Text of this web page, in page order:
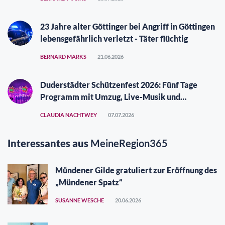
23 Jahre alter Göttinger bei Angriff in Göttingen
lebensgefährlich verletzt - Täter flüchtig
BERNARD MARKS 21.06.2026
Duderstädter Schützenfest 2026: Fünf Tage
Programm mit Umzug, Live-Musik und
CLAUDIA NACHTWEY 07.07.2026
Interessantes aus MeineRegion365
Mündener Gilde gratuliert zur Eröffnung des
„Mündener Spatz“
SUSANNE WESCHE 20.06.2026